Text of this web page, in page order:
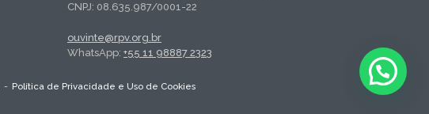
CNPJ: 08.635.987/0001-22
ouvinte@rpv.org.br
WhatsApp: +55 11 98887 2323
Política de Privacidade e Uso de Cookies